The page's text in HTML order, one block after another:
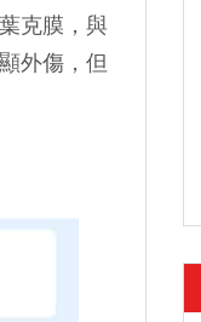
克膜，與
外傷，但